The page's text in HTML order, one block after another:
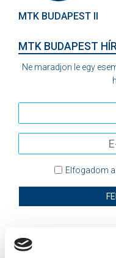
MTK BUDAPEST II
MTK BUDAPEST
Ne maradjon le egy
Elfogadom